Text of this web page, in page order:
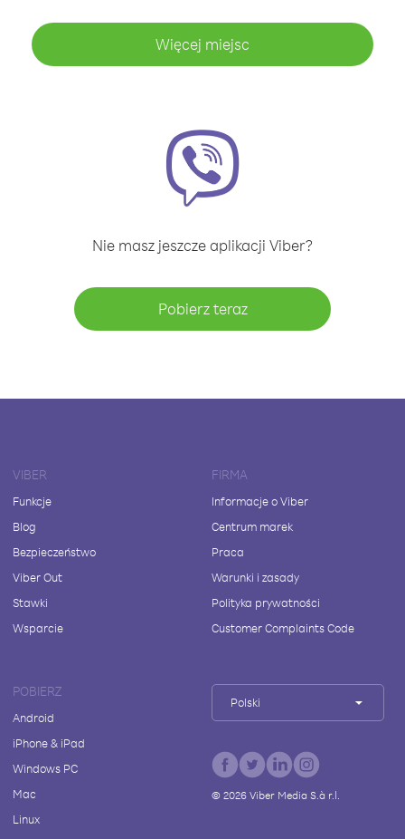
Więcej miejsc
Nie masz jeszcze aplikacji Viber?
Pobierz teraz
VIBER
Funkcje
Blog
Bezpieczeństwo
Viber Out
Stawki
Wsparcie
FIRMA
Informacje o Viber
Centrum marek
Praca
Warunki i zasady
Polityka prywatności
Customer Complaints Code
POBIERZ
Android
iPhone & iPad
Windows PC
Mac
Linux
Polski
© 2026Viber Media S.à r.l.